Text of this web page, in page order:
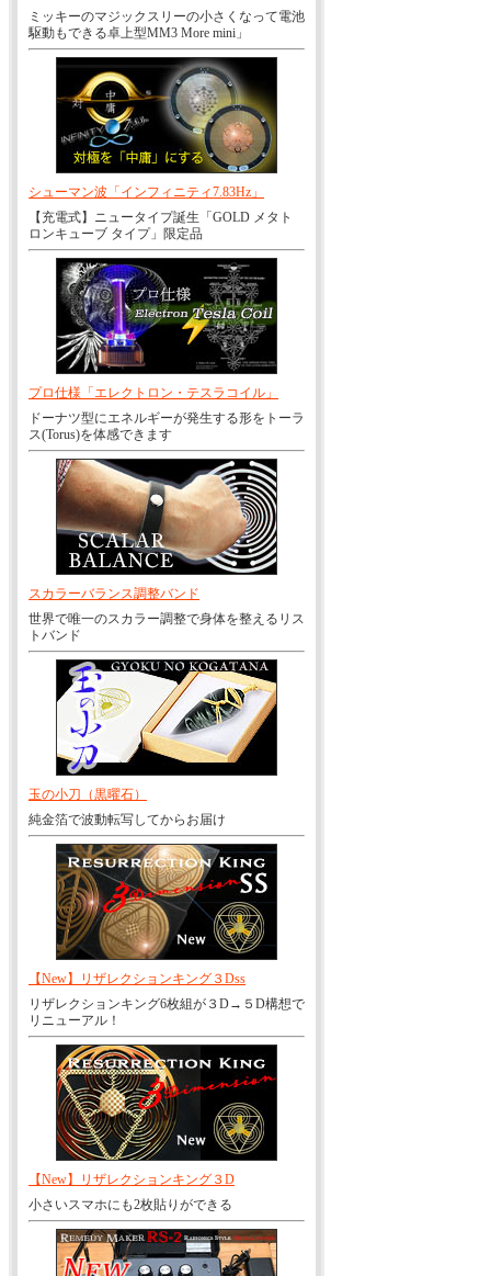
ミッキーのマジックスリーの小さくなって電池
駆動もできる卓上型MM3 More mini」
シューマン波「インフィニティ7.83Hz」
【充電式】ニュータイプ誕生「GOLD メタト
ロンキューブ タイプ」限定品
プロ仕様「エレクトロン・テスラコイル」
ドーナツ型にエネルギーが発生する形をトーラ
ス(Torus)を体感できます
スカラーバランス調整バンド
世界で唯一のスカラー調整で身体を整えるリス
トバンド
玉の小刀（黒曜石）
純金箔で波動転写してからお届け
【New】リザレクションキング３Dss
リザレクションキング6枚組が３D→５D構想で
リニューアル！
【New】リザレクションキング３D
小さいスマホにも2枚貼りができる